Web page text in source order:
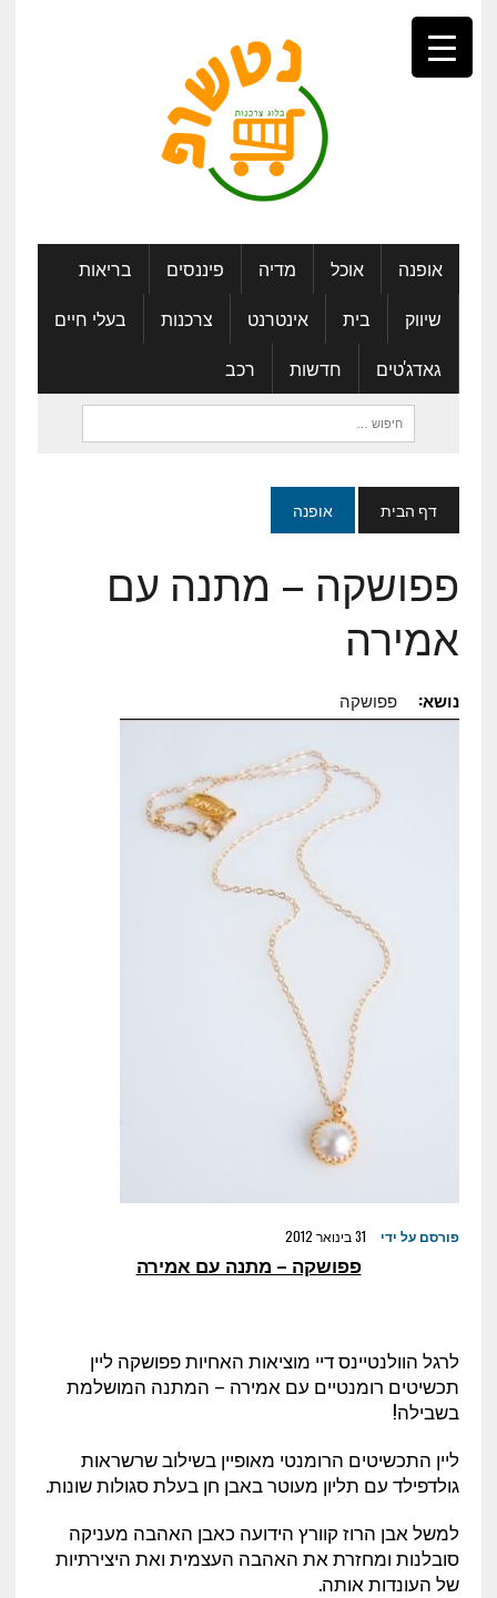
אופנה אוכל מדיה פיננסים
בריאות
שיווק
בית אינטרנט צרכנות
בעלי חיים
גאדג'טים
חדשות
רכב
חיפוש:
דף הבית אופנה
פפושקה – מתנה עם
אמירה
נושא: פפושקה
פורסם על ידי 31 בינואר 2012
פפושקה – מתנה עם אמירה
לרגל הוולנטיינס דיי מוציאות האחיות פפושקה ליין
תכשיטים רומנטיים עם אמירה – המתנה המושלמת
בשבילה!
ליין התכשיטים הרומנטי מאופיין בשילוב שרשראות
גולדפילד עם תליון מעוטר באבן חן בעלת סגולות שונות.
למשל אבן הרוז קוורץ הידועה כאבן האהבה מעניקה
סובלנות ומחזרת את האהבה העצמית ואת היצירתיות
של העונדות אותה.